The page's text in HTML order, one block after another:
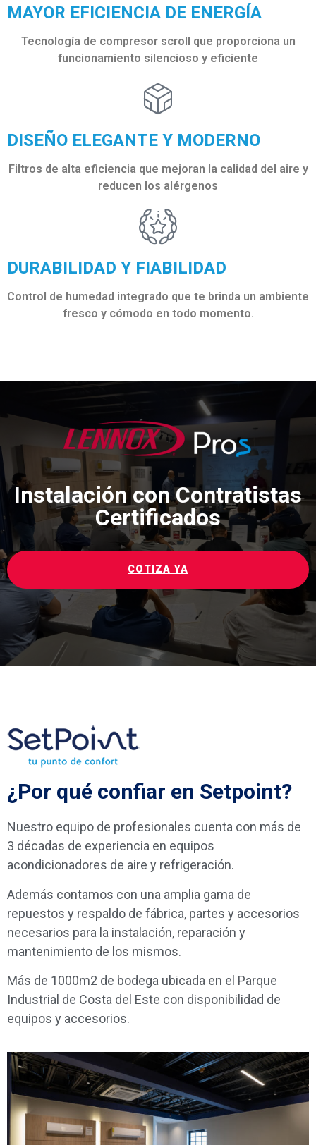
MAYOR EFICIENCIA DE ENERGÍA
Tecnología de compresor scroll que proporciona un
funcionamiento silencioso y eficiente
DISEÑO ELEGANTE Y MODERNO​
Filtros de alta eficiencia que mejoran la calidad del aire y
reducen los alérgenos
DURABILIDAD Y FIABILIDAD​
Control de humedad integrado que te brinda un ambiente
fresco y cómodo en todo momento.
Instalación con Contratistas
Certificados
COTIZA YA
¿Por qué confiar en Setpoint?
Nuestro equipo de profesionales cuenta con más de
3 décadas de experiencia en equipos
acondicionadores de aire y refrigeración.
Además contamos con una amplia gama de
repuestos y respaldo de fábrica, partes y accesorios
necesarios para la instalación, reparación y
mantenimiento de los mismos.
Más de 1000m2 de bodega ubicada en el Parque
Industrial de Costa del Este con disponibilidad de
equipos y accesorios.